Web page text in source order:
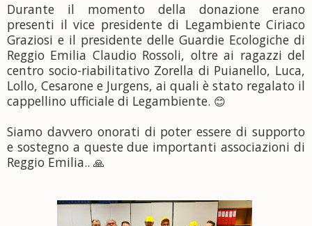
Durante il momento della donazione erano
presenti il vice presidente di Legambiente Ciriaco
Graziosi e il presidente delle Guardie Ecologiche di
Reggio Emilia Claudio Rossoli, oltre ai ragazzi del
centro socio-riabilitativo Zorella di Puianello, Luca,
Lollo, Cesarone e Jurgens, ai quali è stato regalato il
cappellino ufficiale di Legambiente. 😊
Siamo davvero onorati di poter essere di supporto
e sostegno a queste due importanti associazioni di
Reggio Emilia.. 🙏